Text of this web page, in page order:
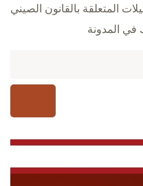
المتعلقة بالقانون الصيني
في المدونة